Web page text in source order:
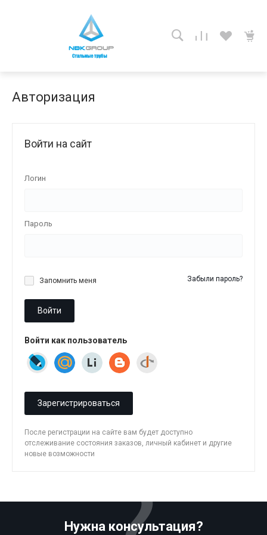
Авторизация
Войти на сайт
Логин
Пароль
Запомнить меня Забыли пароль?
Войти
Войти как пользователь
Зарегистрироваться
После регистрации на сайте вам будет доступно
отслеживание состояния заказов, личный кабинет и другие
новые возможности
Нужна консультация?